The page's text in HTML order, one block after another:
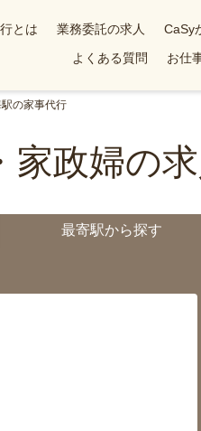
とは 業務委託の求人 CaSy
よくある質問
お仕
の家事代行
家政婦の
最寄駅から探す